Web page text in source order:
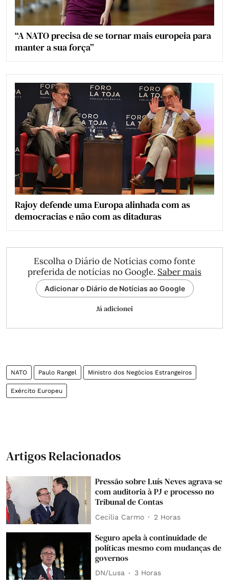
“A NATO precisa de se tornar mais europeia para
manter a sua força”
Rajoy defende uma Europa alinhada com as
democracias e não com as ditaduras
Escolha o Diário de Notícias como fonte
preferida de notícias no Google. Saber mais
Adicionar o Diário de Notícias ao Google
Já adicionei
NATO Paulo Rangel Ministro dos Negócios Estrangeiros
Exército Europeu
Artigos Relacionados
Pressão sobre Luís Neves agrava-se
com auditoria à PJ e processo no
Tribunal de Contas
Cecília Carmo 2 Horas
Seguro apela à continuidade de
políticas mesmo com mudanças de
governos
DN/Lusa 3 Horas